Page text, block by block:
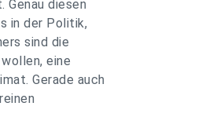
diesen
in der Politik,
sind die
eine
Gerade auch